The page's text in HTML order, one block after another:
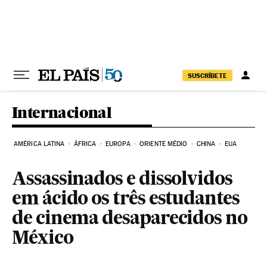
SUSCRÍBETE
Internacional
AMÉRICA LATINA ÁFRICA EUROPA ORIENTE MÉDIO CHINA EUA
Assassinados e dissolvidos
em ácido os três estudantes
de cinema desaparecidos no
México